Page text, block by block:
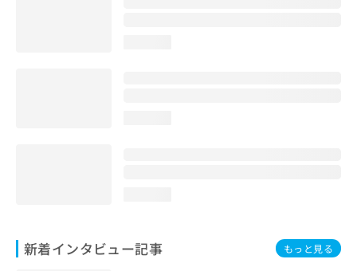
新着インタビュー記事 もっと見る